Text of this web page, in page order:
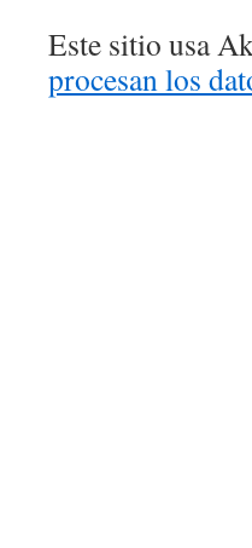
Este sitio usa
procesan los